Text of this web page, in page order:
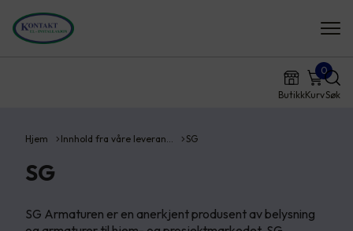
ButikkKurv
0
Søk
Hjem Innhold fra våre leveran… SG
SG
SG Armaturen er en anerkjent produsent av belysning